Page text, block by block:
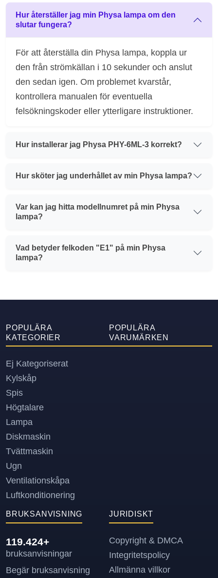
Hur återställer jag min Physa lampa om den
slutar fungera?
För att återställa din Physa lampa, koppla ur
den från strömkällan i 10 sekunder och anslut
den sedan igen. Om problemet kvarstår,
kontrollera manualen för eventuella
felsökningskoder eller ytterligare instruktioner.
Hur installerar jag Physa PHY-6ML-3 korrekt?
Hur sköter jag underhållet av min Physa lampa?
Var kan jag hitta modellnumret på min Physa
lampa?
Vad betyder felkoden "E1" på min Physa
lampa?
POPULÄRA
KATEGORIER
Ej Kategoriserat
Kylskåp
Spis
Högtalare
Lampa
Diskmaskin
Tvättmaskin
Ugn
Ventilationskåpa
Luftkonditionering
POPULÄRA
VARUMÄRKEN
BRUKSANVISNING
119.424+
bruksanvisningar
Begär bruksanvisning
JURIDISKT
Copyright & DMCA
Integritetspolicy
Allmänna villkor